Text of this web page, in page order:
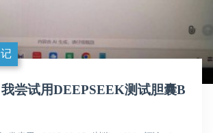
尝试用DEEPSEEK测试胆囊B